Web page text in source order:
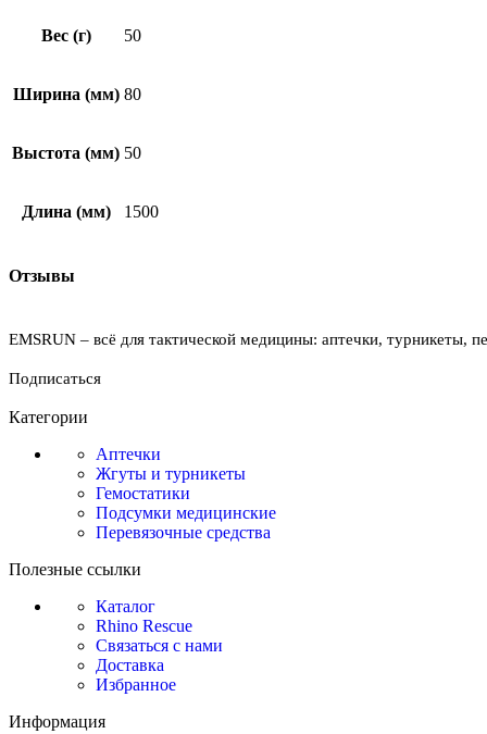
Вес (г) 50
Ширина (мм) 80
Выстота (мм) 50
Длина (мм) 1500
Отзывы
EMSRUN – всё для тактической медицины: аптечки, турникеты,
Подписаться
Категории
Аптечки
Жгуты и турникеты
Гемостатики
Подсумки медицинские
Перевязочные средства
Полезные ссылки
Каталог
Rhino Rescue
Связаться с нами
Доставка
Избранное
Информация